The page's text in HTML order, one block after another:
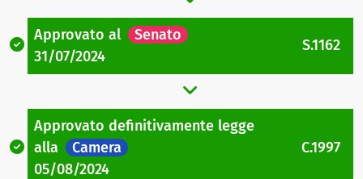
Approvato al
Senato
31/07/2024
S.1162
Approvato definitivamente legge
alla
Camera
05/08/2024
C.1997